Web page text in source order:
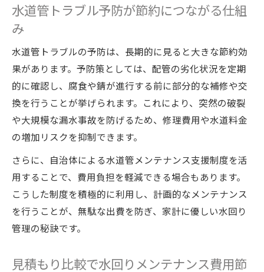
水道管トラブル予防が節約につながる仕組
み
水道管トラブルの予防は、長期的に見ると大きな節約効
果があります。予防策としては、配管の劣化状況を定期
的に確認し、腐食や錆が進行する前に部分的な補修や交
換を行うことが挙げられます。これにより、突然の破裂
や大規模な漏水事故を防げるため、修理費用や水道料金
の増加リスクを抑制できます。
さらに、自治体による水道管メンテナンス支援制度を活
用することで、費用負担を軽減できる場合もあります。
こうした制度を積極的に利用し、計画的なメンテナンス
を行うことが、無駄な出費を防ぎ、家計に優しい水回り
管理の秘訣です。
見積もり比較で水回りメンテナンス費用節